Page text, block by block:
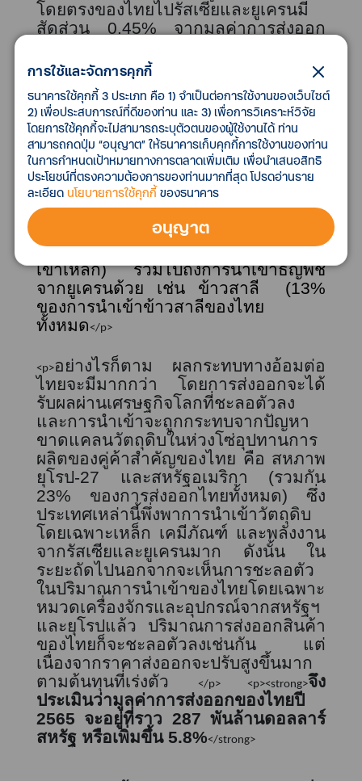
โดยตรงของไทยไปรัสเซียและยูเครนมี
สัดส่วน 0.45% จากมูลค่าการส่งออก
รัสเซียที่จะได้รับผลกระทบสูงสุด คือ
หมวดยานยนต์และชิ้นส่วน (
ของ
มูลค่าส่งออกไปรัสเซียทั้งหมด) จาก
ปัญหาห่วงโซ่การผลิตที่รุนแรงขึ้นและ
การขนส่งสินค้าที่อาจสะดุดตัวชั่วคราว
ขณะที่การนำเข้าโดยตรงจากรัสเซียจะ
ได้รับผลกระทบผ่านราคานำเข้าที่พุ่งสูง
ขึ้นและการขาดแคลนสินค้าในกลุ่มปุ๋ย
เคมี(8%ของการนำเข้าปุ๋ยทั้งหมดของ
ไทย) น้ำมันดิบ(3%
น้ำมันดิบ)และเหล็ก (2%ของการนำ
เข้าเหล็ก) รวมไปถึงการนำเข้าธัญพืช
จากยูเครนด้วย เช่น ข้าวสาลี (13%
ของการนำเข้าข้าวสาลีของไทย
ทั้งหมด</p>
<p>อย่างไรก็ตาม ผลกระทบทางอ้อมต่อ
ไทยจะมีมากกว่า โดยการส่งออกจะได้
รับผลผ่านเศรษฐกิจโลกที่ชะลอตัวลง
และการนำเข้าจะถูกกระทบจากปัญหา
ขาดแคลนวัตถุดิบในห่วงโซ่อุปทานการ
ผลิตของคู่ค้าสำคัญของไทย คือ สหภาพ
ยุโรป-27 และสหรัฐอเมริกา (รวมกัน
23% ของการส่งออกไทยทั้งหมด) ซึ่ง
ประเทศเหล่านี้พึ่งพาการนำเข้าวัตถุดิบ
โดยเฉพาะเหล็ก เคมีภัณฑ์ และพลังงาน
จากรัสเซียและยูเครนมาก ดังนั้น ใน
ระยะถัดไปนอกจากจะเห็นการชะลอตัว
ในปริมาณการนำเข้าของไทยโดยเฉพาะ
หมวดเครื่องจักรและอุปกรณ์จากสหรัฐฯ
และยุโรปแล้ว ปริมาณการส่งออกสินค้า
ของไทยก็จะชะลอตัวลงเช่นกัน แต่
เนื่องจากราคาส่งออกจะปรับสูงขึ้นมาก
ตามต้นทุนที่เร่งตัว
</p> <p><strong>จึง
ประเมินว่ามูลค่าการส่งออกของไทยปี
2565 จะอยู่ที่ราว 287 พันล้านดอลลาร์
สหรัฐ หรือเพิ่มขึ้น 5.8%</strong>
การใช้และจัดการคุกกี้
ธนาคารใช้คุกกี้ 3 ประเภท คือ 1) จำเป็นต่อการใช้งานของเว็บไซต์
2) เพื่อประสบการณ์ที่ดีของท่าน และ 3) เพื่อการวิเคราะห์วิจัย
โดยการใช้คุกกี้จะไม่สามารถระบุตัวตนของผู้ใช้งานได้ ท่าน
สามารถกดปุ่ม “อนุญาต” ให้ธนาคารเก็บคุกกี้การใช้งานของท่าน
ในการกำหนดเป้าหมายทางการตลาดเพิ่มเติม เพื่อนำเสนอสิทธิ
ประโยชน์ที่ตรงความต้องการของท่านมากที่สุด โปรดอ่านราย
ละเอียด นโยบายการใช้คุกกี้ของธนาคาร
อนุญาต